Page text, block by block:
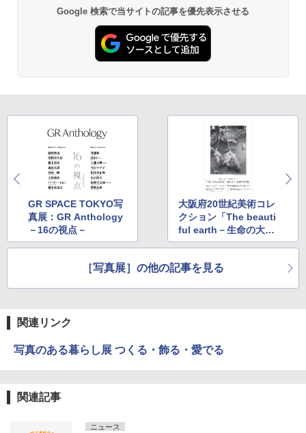
Google 検索で当サイトの記事を優先表示させる
GR SPACE TOKYO写
真展：GR Anthology
－16の視点－
大阪府20世紀美術コレ
クション「The beauti
ful earth－生命の大地
－」
［写真展］の他の記事を見る
関連リンク
写真のある暮らし展 つくる・飾る・愛でる
関連記事
ニュース